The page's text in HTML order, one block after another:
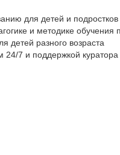
для детей и подростков
и методике обучения
детей разного возраста
24/7 и поддержкой куратора